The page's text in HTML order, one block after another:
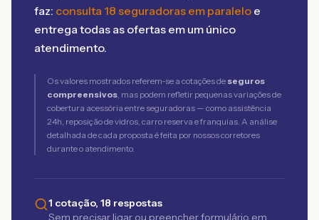
faz: consulta 18 seguradoras em paralelo e
entrega todas as ofertas em um único
atendimento.
Os valores mostrados referem-se a cotações de seguros
compreensivos, mas podem refletir pequenas variações de
cobertura acessória entre seguradoras — como assistência
24h, reposição de vidros, carro reserva e franquias. A análise
detalhada de cada proposta é feita por nossos corretores
durante o atendimento.
1 cotação, 18 respostas
Sem precisar ligar ou preencher formulário em